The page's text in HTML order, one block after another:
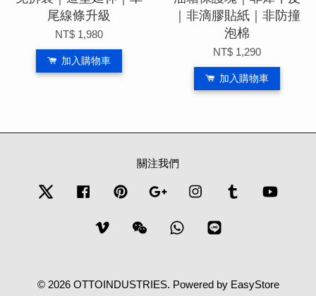
尾線條升級
NT$ 1,980
加入購物車
｜非滴膠貼紙｜非防撞
泡棉
NT$ 1,290
加入購物車
關注我們
Twitter Facebook Pinterest Google Instagram Tumblr
Vimeo Wechat Whatsapp
© 2026 OTTOINDUSTRIES. Powered by EasyStore